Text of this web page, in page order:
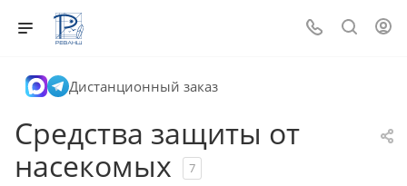
Дистанционный заказ
Средства защиты от
насекомых
7